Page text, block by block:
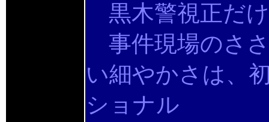
黒木警視正だ
事件現場のさ
い細やかさは、
ショナル